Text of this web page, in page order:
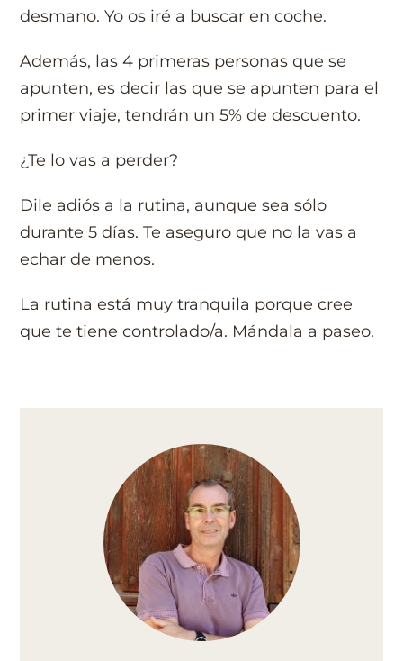
desmano. Yo os iré a buscar en coche.
Además, las 4 primeras personas que se
apunten, es decir las que se apunten para el
primer viaje, tendrán un 5% de descuento.
¿Te lo vas a perder?
Dile adiós a la rutina, aunque sea sólo
durante 5 días. Te aseguro que no la vas a
echar de menos.
La rutina está muy tranquila porque cree
que te tiene controlado/a. Mándala a paseo.